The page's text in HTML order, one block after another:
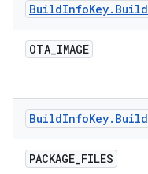
BuildInfoKey. Build
OTA_IMAGE
BuildInfoKey. Build
PACKAGE_FILES